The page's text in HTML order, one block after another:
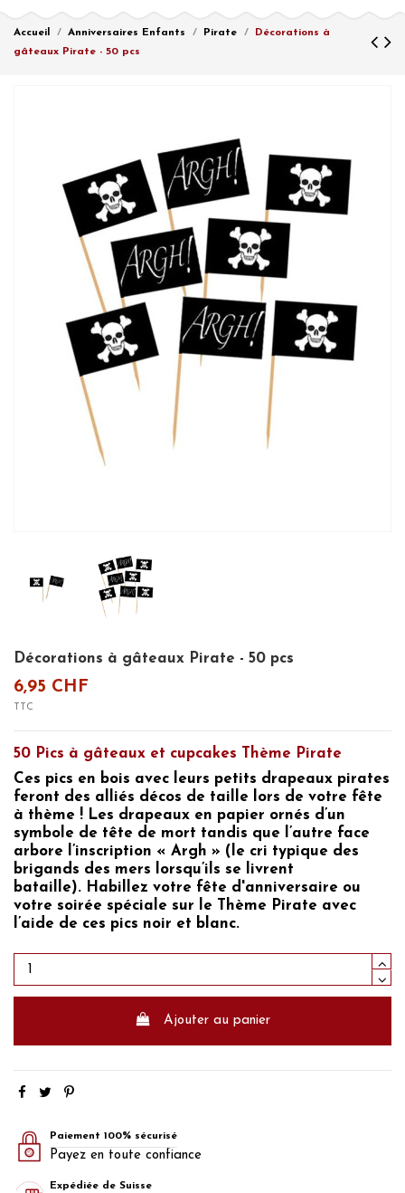
Accueil Anniversaires Enfants Pirate
Décorations à
gâteaux Pirate - 50 pcs
Décorations à gâteaux Pirate - 50 pcs
6,95 CHF
TTC
50 Pics à gâteaux et cupcakes Thème Pirate
Ces pics en bois avec leurs petits drapeaux pirates
feront des alliés décos de taille lors de votre fête
à thème ! Les drapeaux en papier ornés d’un
symbole de tête de mort tandis que l’autre face
arbore l’inscription « Argh » (le cri typique des
brigands des mers lorsqu’ils se livrent
bataille). Habillez votre fête d'anniversaire ou
votre soirée spéciale sur le Thème Pirate avec
l’aide de ces pics noir et blanc.
Ajouter au panier
Paiement 100% sécurisé
Payez en toute confiance
Expédiée de Suisse